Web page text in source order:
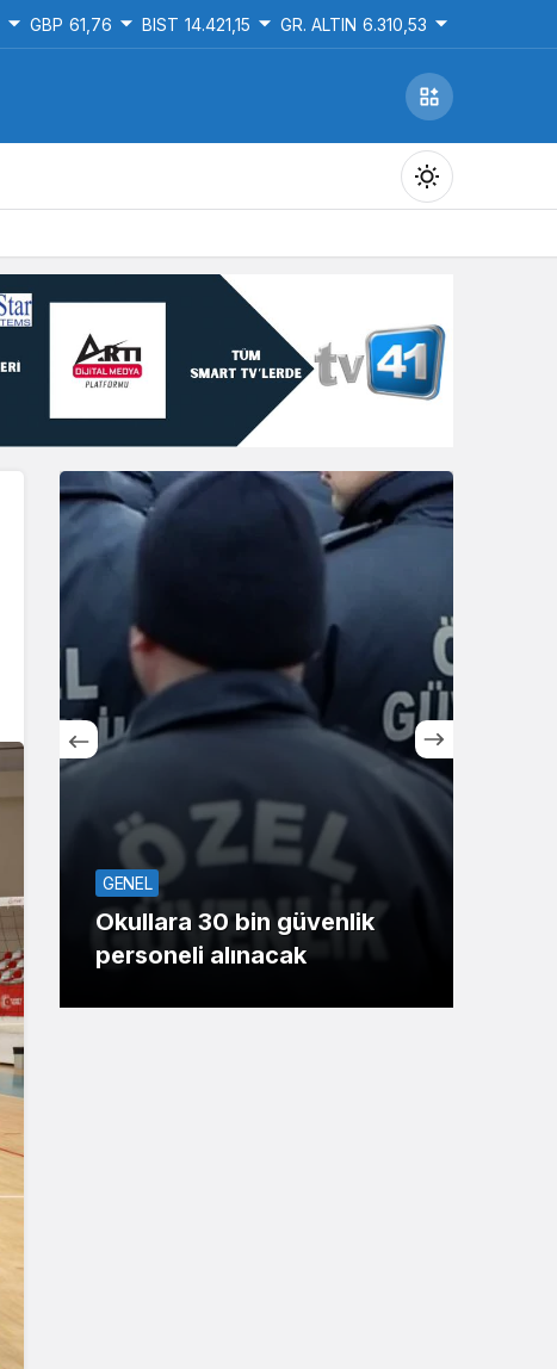
GBP 61,76 BIST 14.421,15 GR. ALTIN 6.310,53
Gündüz Modu
Gündüz modunu seçin.
Gece modunu seçin.
GENEL
Okullara 30 bin güvenlik
personeli alınacak